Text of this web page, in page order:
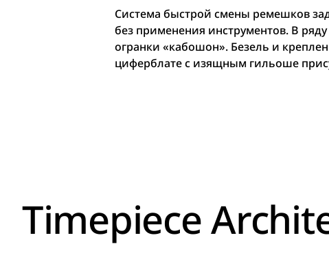
Система быстрой смены ремешков
без применения инструментов. В
огранки «кабошон». Безель и
циферблате с изящным гильоше
Timepiece